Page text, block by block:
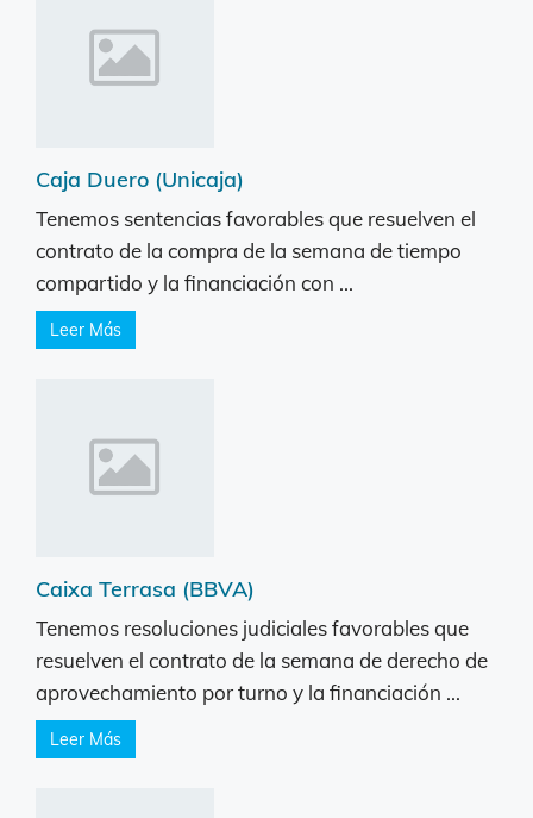
Caja Duero (Unicaja)
Tenemos sentencias favorables que resuelven el
contrato de la compra de la semana de tiempo
compartido y la financiación con ...
Leer Más
Caixa Terrasa (BBVA)
Tenemos resoluciones judiciales favorables que
resuelven el contrato de la semana de derecho de
aprovechamiento por turno y la financiación ...
Leer Más